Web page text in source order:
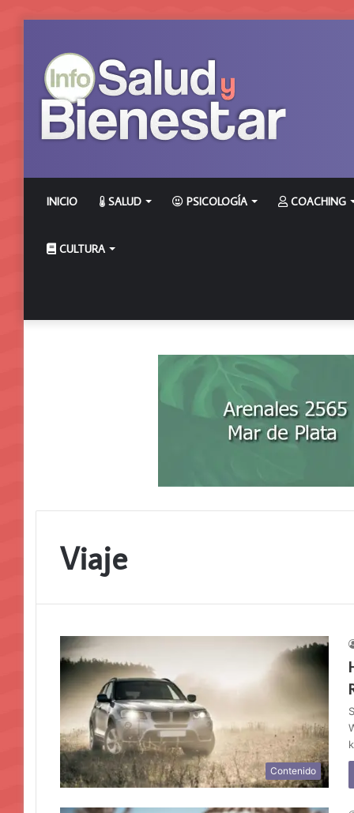
INICIO SALUD PSICOLOGÍA COACHING
CULTURA
Viaje
Contenido